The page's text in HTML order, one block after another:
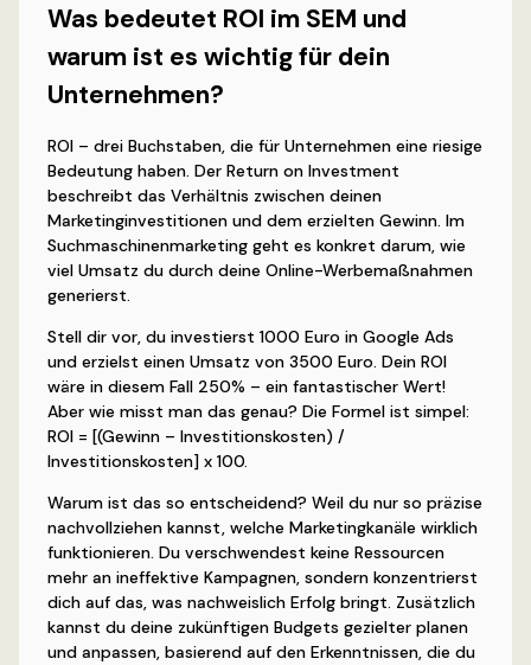
Was bedeutet ROI im SEM und
warum ist es wichtig für dein
Unternehmen?
ROI – drei Buchstaben, die für Unternehmen eine riesige
Bedeutung haben. Der Return on Investment
beschreibt das Verhältnis zwischen deinen
Marketinginvestitionen und dem erzielten Gewinn. Im
Suchmaschinenmarketing geht es konkret darum, wie
viel Umsatz du durch deine Online-Werbemaßnahmen
generierst.
Stell dir vor, du investierst 1000 Euro in Google Ads
und erzielst einen Umsatz von 3500 Euro. Dein ROI
wäre in diesem Fall 250% – ein fantastischer Wert!
Aber wie misst man das genau? Die Formel ist simpel:
ROI = [(Gewinn – Investitionskosten) /
Investitionskosten] x 100.
Warum ist das so entscheidend? Weil du nur so präzise
nachvollziehen kannst, welche Marketingkanäle wirklich
funktionieren. Du verschwendest keine Ressourcen
mehr an ineffektive Kampagnen, sondern konzentrierst
dich auf das, was nachweislich Erfolg bringt. Zusätzlich
kannst du deine zukünftigen Budgets gezielter planen
und anpassen, basierend auf den Erkenntnissen, die du